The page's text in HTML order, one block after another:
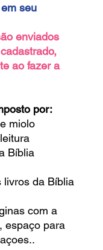
seu
enviados
ao fazer a
por:
miolo
Bíblia
livros da Bíblia
com a
espaço para